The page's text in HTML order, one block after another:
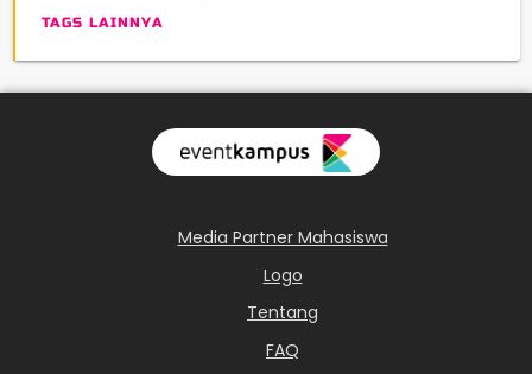
TAGS LAINNYA
Media Partner Mahasiswa
Logo
Tentang
FAQ